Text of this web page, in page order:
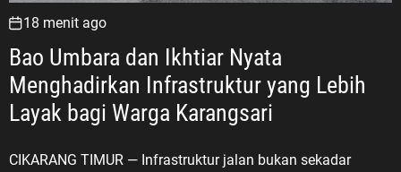
18 menit ago
Bao Umbara dan Ikhtiar Nyata
Menghadirkan Infrastruktur yang Lebih
Layak bagi Warga Karangsari
CIKARANG TIMUR — Infrastruktur jalan bukan sekadar